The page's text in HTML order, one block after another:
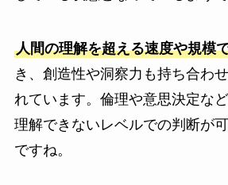
人間の理解を超える速度や規模
き、創造性や洞察力も持ち合わ
れています。倫理や意思決定な
理解できないレベルでの判断が
ですね。